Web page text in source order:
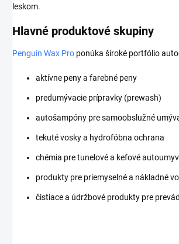
leskom.
Hlavné produktové skupiny
Penguin Wax Pro ponúka široké portfólio
aktívne peny a farebné peny
predumývacie prípravky (prewash)
autošampóny pre samoobslužné
tekuté vosky a hydrofóbna ochrana
chémia pre tunelové a kefové
produkty pre priemyselné a nákladné
čistiace a údržbové produkty pre